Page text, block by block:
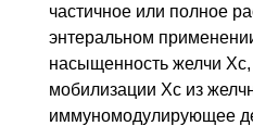
частичное или полное
энтеральном
насыщенность желчи Хс,
мобилизации Хс из
иммуномодулирующее